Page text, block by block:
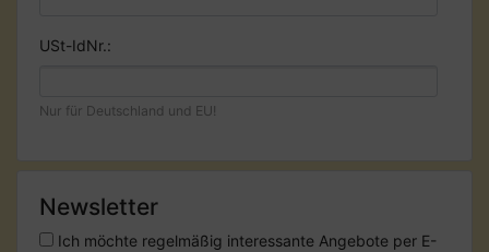
USt-IdNr.:
Nur für Deutschland und EU!
Newsletter
Ich möchte regelmäßig interessante Angebote per E-